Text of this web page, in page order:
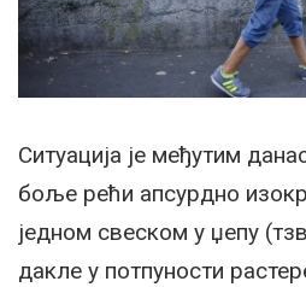
Ситуација је међутим
боље рећи апсурдно
једном свеском у џепу
дакле у потпуности